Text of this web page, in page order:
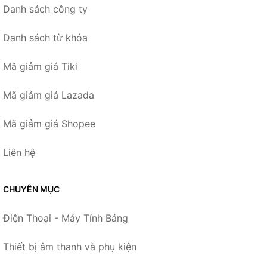
Danh sách công ty
Danh sách từ khóa
Mã giảm giá Tiki
Mã giảm giá Lazada
Mã giảm giá Shopee
Liên hệ
CHUYÊN MỤC
Điện Thoại - Máy Tính Bảng
Thiết bị âm thanh và phụ kiện